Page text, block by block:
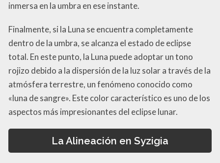
inmersa en la umbra en ese instante.
Finalmente, si la Luna se encuentra completamente
dentro de la umbra, se alcanza el estado de eclipse
total. En este punto, la Luna puede adoptar un tono
rojizo debido a la dispersión de la luz solar a través de la
atmósfera terrestre, un fenómeno conocido como
«luna de sangre». Este color característico es uno de los
aspectos más impresionantes del eclipse lunar.
La Alineación en Syzigia